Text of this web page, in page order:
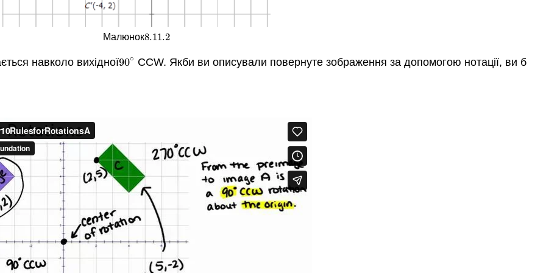
Малюнок8.11.2
8.11.2
навколо вихідної90∘
90∘ CCW. Якби ви описували повернуте зображення за допомогою нотації, ви б